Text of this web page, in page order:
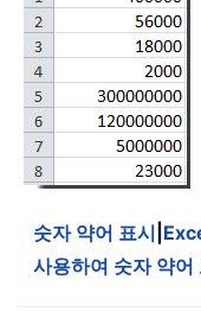
숫자 약어 표시
사용하여 숫자 약어